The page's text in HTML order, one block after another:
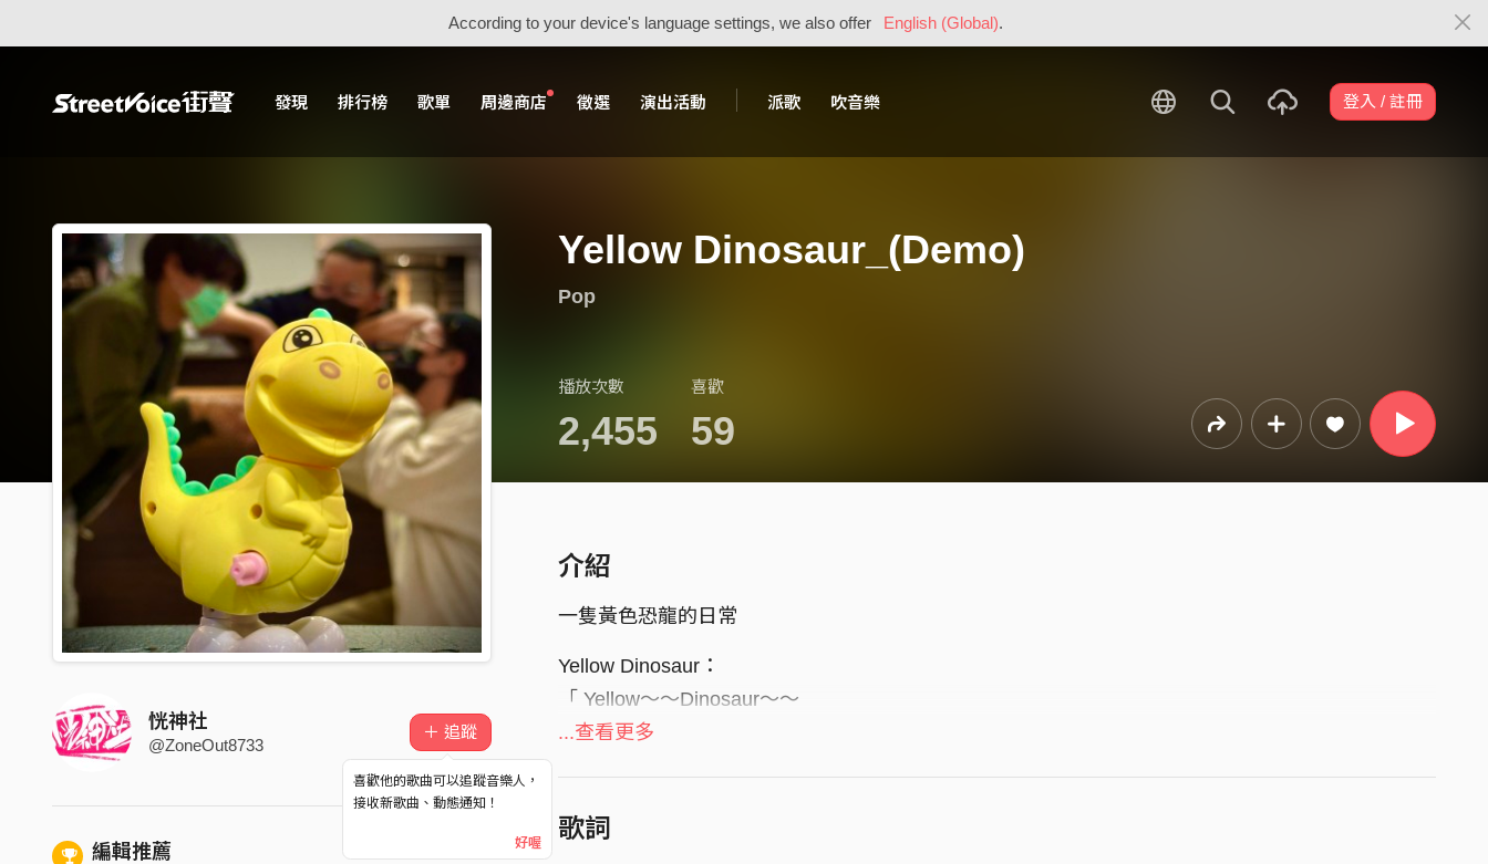
According to your device's language settings, we also offer English (Global).
發現 排行榜 歌單 周邊商店 徵選 演出活動 派歌 吹音樂 登入 / 註冊
Yellow Dinosaur_(Demo)
Pop
播放次數
2,455
喜歡
59
恍神社
@ZoneOut8733
＋ 追蹤
喜歡他的歌曲可以追蹤音樂人，
接收新歌曲、動態通知！
好喔
編輯推薦
介紹
一隻黃色恐龍的日常
Yellow Dinosaur：
「 Yellow～～Dinosaur～～
Yellow～～Dinosaur～～」
...查看更多
歌詞